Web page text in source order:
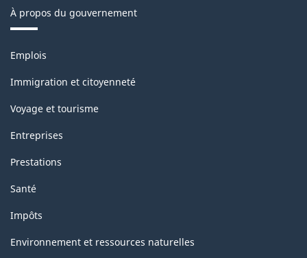
À propos du gouvernement
Thèmes
sujets
Emplois
Immigration et citoyenneté
Voyage et tourisme
Entreprises
Prestations
Santé
Impôts
Environnement et ressources naturelles